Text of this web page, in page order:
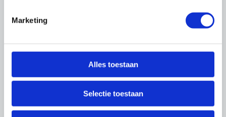
Marketing
Alles toestaan
Selectie toestaan